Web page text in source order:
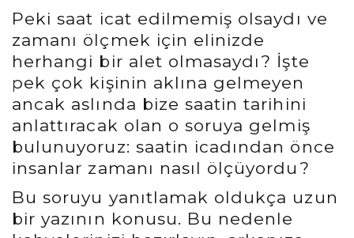
Peki saat icat edilmemiş olsaydı ve
zamanı ölçmek için elinizde
herhangi bir alet olmasaydı? İşte
pek çok kişinin aklına gelmeyen
ancak aslında bize saatin tarihini
anlattıracak olan o soruya gelmiş
bulunuyoruz: saatin icadından önce
insanlar zamanı nasıl ölçüyordu?
Bu soruyu yanıtlamak oldukça uzun
bir yazının konusu. Bu nedenle